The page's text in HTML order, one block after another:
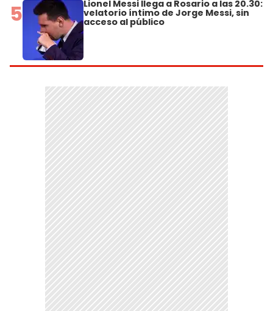
5 Lionel Messi llega a Rosario a las 20.30:
velatorio íntimo de Jorge Messi, sin
acceso al público